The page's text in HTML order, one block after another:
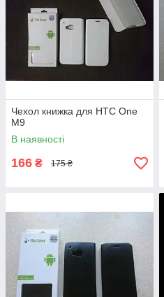
Чехол книжка для HTC One
M9
В наявності
166 ₴ 175 ₴